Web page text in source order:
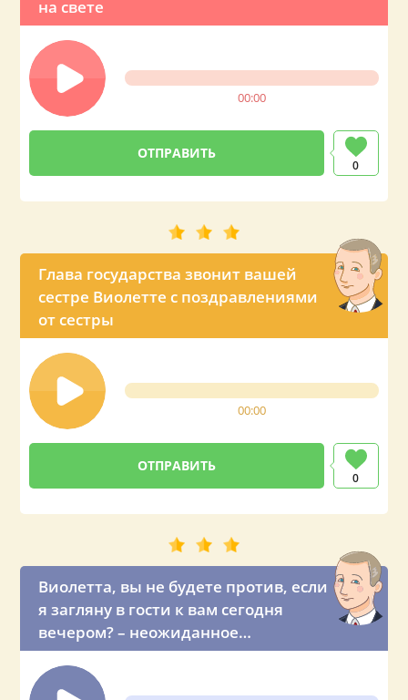
на свете
00:00
0
Глава государства звонит вашей
сестре Виолетте с поздравлениями
от сестры
00:00
0
Виолетта, вы не будете против, если
я загляну в гости к вам сегодня
вечером? – неожиданное
предложение от президента